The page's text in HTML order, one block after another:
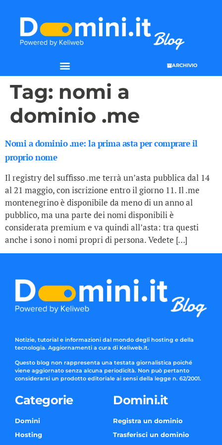
ARCHIVIO
Tag: nomi a
dominio .me
Nomi a dominio .me: la prima asta per comprare il
proprio nome
Il registry del suffisso .me terrà un’asta pubblica dal 14
al 21 maggio, con iscrizione entro il giorno 11. Il .me
montenegrino è disponibile da meno di un anno al
pubblico, ma una parte dei nomi disponibili è
considerata premium e va quindi all’asta: tra questi
anche i sono i nomi propri di persona. Vedete […]
Notizie, tutorial e informazioni dal mondo degli hosting e della
tecnologia. Aggiornamenti a cura di Keliweb.it.
Questo blog non rappresenta una testata giornalistica poiché
viene aggiornato senza alcuna periodicità. Non può pertanto
considerarsi un prodotto editoriale ai sensi della legge n. 62/2001.
Categorie
Domini
Hosting
Domini.it
Registra un dominio
Trasferisci un dominio